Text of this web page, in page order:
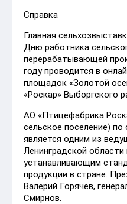
Справка
Главная
Дню работника
перерабатывающей
году проводится в
площадок «Золотой
«Роскар» Выборгского
АО «Птицефабрика
сельское поселение)
является одним из
Ленинградской области
устанавливающим
продукции в стране.
Валерий Горячев,
Смирнов.